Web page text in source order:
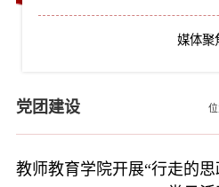
媒体聚
党团建设
教师教育学院开展“行走的